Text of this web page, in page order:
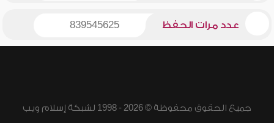
عدد مرات الحفظ 839545625
جميع الحقوق محفوظة © 2026 - 1998 لشبكة إسلام ويب